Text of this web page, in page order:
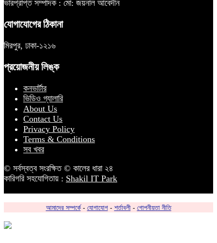
ভারপ্রাপ্ত সম্পাদক : মো: জয়নাল আবেদীন
যোগাযোগের ঠিকানা
মিরপুর, ঢাকা-১২১৬
প্রয়োজনীয় লিঙ্ক
কনভার্টার
ভিডিও গ্যালারি
About Us
Contact Us
Privacy Policy
Terms & Conditions
সব খবর
© সর্বস্বত্ব সংরক্ষিত © কালের ধারা ২৪
কারিগরি সহযোগিতায় : Shakil IT Park
আমাদের সম্পর্কে- যোগাযোগ- শর্তাবলী- গোপনীয়তা নীতি